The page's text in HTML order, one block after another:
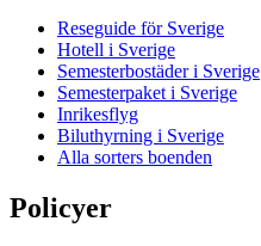
Reseguide för Sverige
Hotell i Sverige
Semesterbostäder i Sverige
Semesterpaket i Sverige
Inrikesflyg
Biluthyrning i Sverige
Alla sorters boenden
Policyer